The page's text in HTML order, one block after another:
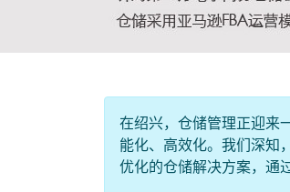
在绍兴，仓储管理正迎来
能化、高效化。我们深知
优化的仓储解决方案，通